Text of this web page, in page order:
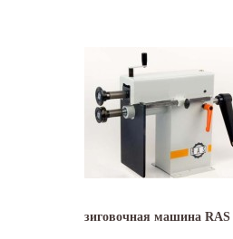
зиговочная машина RAS